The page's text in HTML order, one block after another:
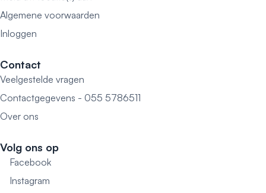
Algemene voorwaarden
Inloggen
Contact
Veelgestelde vragen
Contactgegevens - 055 5786511
Over ons
Volg ons op
Facebook
Instagram